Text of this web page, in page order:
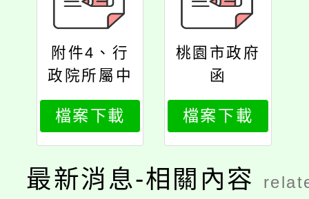
附件4、行
政院所屬中
央及地方各
機關（構）
性騷擾案件
申訴處理作
業流程指引
檔案下載
桃園市政府
函
檔案下載
最新消息-相關內容